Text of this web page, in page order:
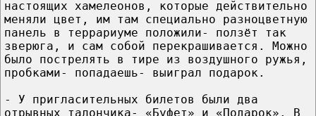
настоящих хамелеонов, которые действительно
меняли цвет, им там специально разноцветную
панель в террариуме положили- ползёт так
зверюга, и сам собой перекрашивается. Можно
было пострелять в тире из воздушного ружья,
пробками- попадаешь- выиграл подарок.
- У пригласительных билетов были два
отрывных талончика- «Буфет» и «Подарок». В